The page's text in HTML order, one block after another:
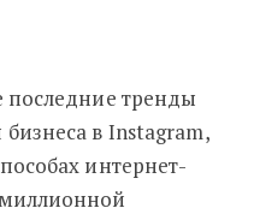
последние тренды
в Instagram,
интернет-